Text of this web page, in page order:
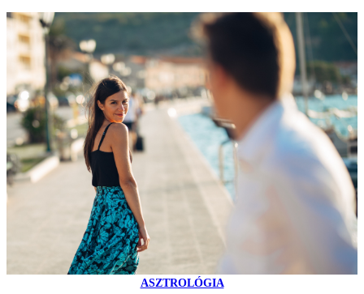
ASZTROLÓGIA